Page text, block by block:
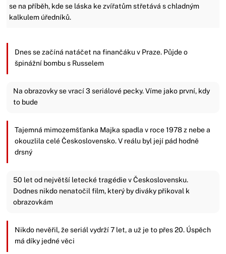
se na příběh, kde se láska ke zvířatům střetává s chladným
kalkulem úředníků.
Dnes se začíná natáčet na finančáku v Praze. Půjde o
špinážní bombu s Russelem
Na obrazovky se vrací 3 seriálové pecky. Víme jako první, kdy
to bude
Tajemná mimozemšťanka Majka spadla v roce 1978 z nebe a
okouzlila celé Československo. V reálu byl její pád hodně
drsný
50 let od největší letecké tragédie v Československu.
Dodnes nikdo nenatočil film, který by diváky přikoval k
obrazovkám
Nikdo nevěřil, že seriál vydrží 7 let, a už je to přes 20. Úspěch
má díky jedné věci